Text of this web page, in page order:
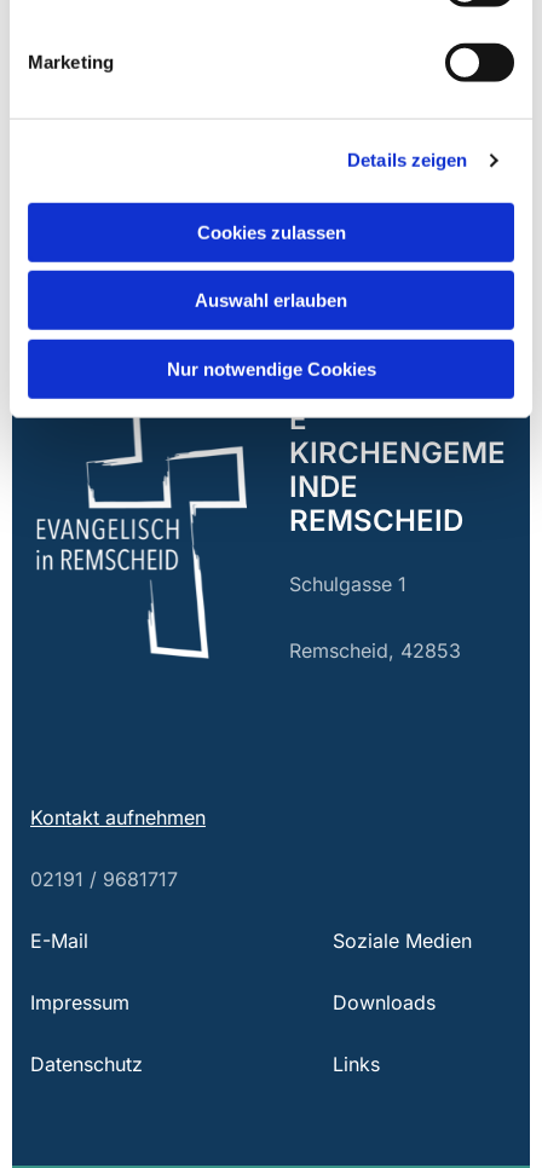
Marketing
Details zeigen
Cookies zulassen
Auswahl erlauben
Nur notwendige CookiesEVANGELISCH
E
KIRCHENGEME
INDE
REMSCHEID
Schulgasse 1
Remscheid, 42853
Kontakt aufnehmen
02191 / 9681717
E-Mail
Impressum
Datenschutz
Soziale Medien
Downloads
Links